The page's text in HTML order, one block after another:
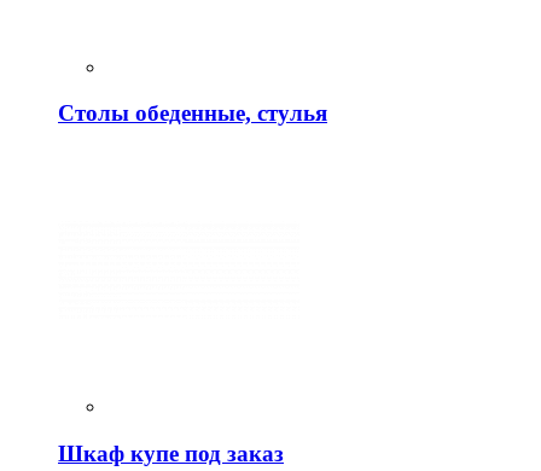
Столы обеденные, стулья
Шкаф купе под заказ